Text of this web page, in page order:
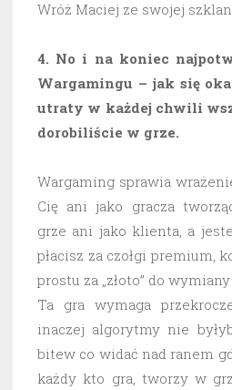
Wróż Maciej ze swojej
4. No i na koniec
Wargamingu – jak się
utraty w każdej chwili
dorobiliście w grze.
Wargaming sprawia
Cię ani jako gracza
grze ani jako klienta, a
płacisz za czołgi premium,
prostu za „złoto” do
Ta gra wymaga
inaczej algorytmy nie
bitew co widać nad ranem
każdy kto gra, tworzy w